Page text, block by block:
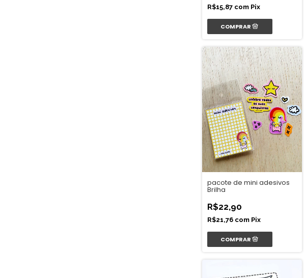
R$15,87 com Pix
pacote de mini adesivos
Brilha
R$22,90
R$21,76 com Pix